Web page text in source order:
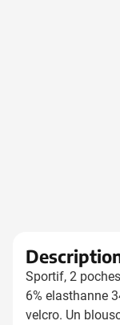
Sportif, 2
6% elasthanne
velcro. Un